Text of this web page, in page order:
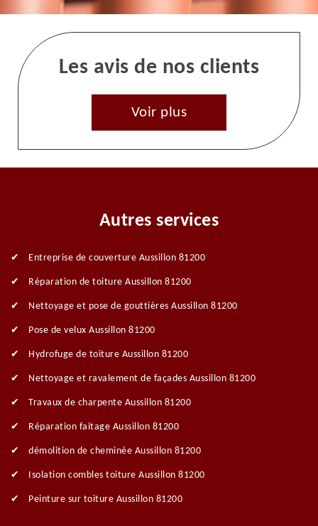
Les avis de nos clients
Voir plus
Autres services
Entreprise de couverture Aussillon 81200
Réparation de toiture Aussillon 81200
Nettoyage et pose de gouttières Aussillon 81200
Pose de velux Aussillon 81200
Hydrofuge de toiture Aussillon 81200
Nettoyage et ravalement de façades Aussillon 81200
Travaux de charpente Aussillon 81200
Réparation faitage Aussillon 81200
démolition de cheminée Aussillon 81200
Isolation combles toiture Aussillon 81200
Peinture sur toiture Aussillon 81200